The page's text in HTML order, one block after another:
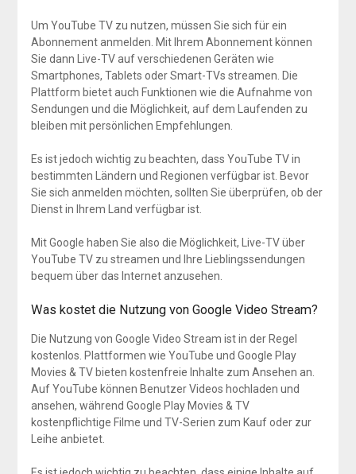
Um YouTube TV zu nutzen, müssen Sie sich für ein
Abonnement anmelden. Mit Ihrem Abonnement können
Sie dann Live-TV auf verschiedenen Geräten wie
Smartphones, Tablets oder Smart-TVs streamen. Die
Plattform bietet auch Funktionen wie die Aufnahme von
Sendungen und die Möglichkeit, auf dem Laufenden zu
bleiben mit persönlichen Empfehlungen.
Es ist jedoch wichtig zu beachten, dass YouTube TV in
bestimmten Ländern und Regionen verfügbar ist. Bevor
Sie sich anmelden möchten, sollten Sie überprüfen, ob der
Dienst in Ihrem Land verfügbar ist.
Mit Google haben Sie also die Möglichkeit, Live-TV über
YouTube TV zu streamen und Ihre Lieblingssendungen
bequem über das Internet anzusehen.
Was kostet die Nutzung von Google Video Stream?
Die Nutzung von Google Video Stream ist in der Regel
kostenlos. Plattformen wie YouTube und Google Play
Movies & TV bieten kostenfreie Inhalte zum Ansehen an.
Auf YouTube können Benutzer Videos hochladen und
ansehen, während Google Play Movies & TV
kostenpflichtige Filme und TV-Serien zum Kauf oder zur
Leihe anbietet.